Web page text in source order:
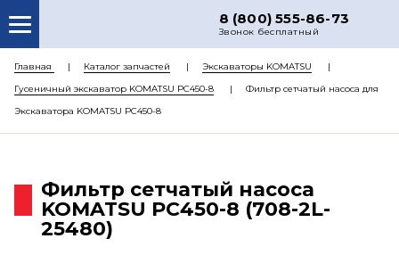
8 (800) 555-86-73
Звонок бесплатный
О НАС
КАТАЛОГ ЗАПЧАСТЕЙ
РЕМОНТ
ЦЕНЫ
Главная Каталог запчастей
Экскаваторы KOMATSU
Гусеничный экскаватор KOMATSU PC450-8
Фильтр сетчатый насоса для
Экскаватора KOMATSU PC450-8
Фильтр сетчатый насоса
KOMATSU PC450-8 (708-2L-
25480)